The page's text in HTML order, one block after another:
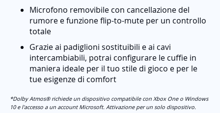
Microfono removibile con cancellazione del
rumore e funzione flip-to-mute per un controllo
totale
Grazie ai padiglioni sostituibili e ai cavi
intercambiabili, potrai configurare le cuffie in
maniera ideale per il tuo stile di gioco e per le
tue esigenze di comfort
*Dolby Atmos® richiede un dispositivo compatibile con Xbox One o Windows
10 e l'accesso a un account Microsoft. Attivazione per un solo dispositivo.